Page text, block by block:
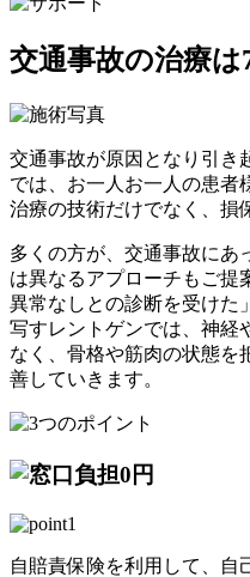
交通事故の治療は
交通事故が原因となり引き
では、お一人お一人の患者
治療の技術だけでなく、損
多くの方が、交通事故にあ
は異なるアプローチもご提
異常なしとの診断を受けた
写すレントゲンでは、神経
なく、骨格や筋肉の状態を
善していきます。
自賠責保険を利用して、自